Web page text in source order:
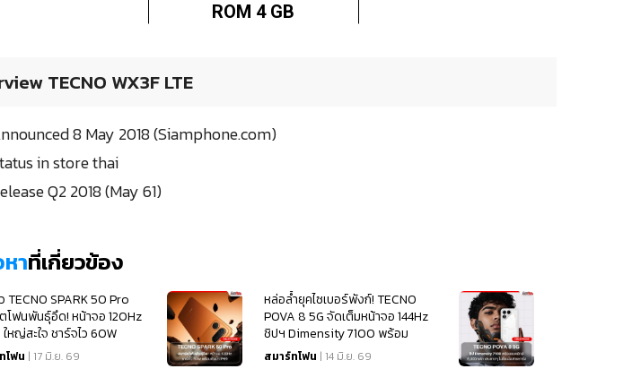
ROM 4 GB
TECNO WX3F LTE
8 May 2018 (Siamphone.com)
in store thai
Q2 2018 (May 61)
าที่เกี่ยวข้อง
TECNO SPARK 50 Pro
โฟนพันธุ์อึด! หน้าจอ 120Hz
หญ่สะใจ ชาร์จไว 60W
นน้ำ IP69
โฟน | 17 มิ.ย. 69
หล่อล้ำยุคไซเบอร์พังก์! TECNO
POVA 8 5G จัดเต็มหน้าจอ 144Hz
ชิปฯ Dimensity 7100 พร้อม
แบตฯ ยักษ์ 8,000mAh เล่นยาวๆ
สมาร์ทโฟน | 14 มิ.ย. 69